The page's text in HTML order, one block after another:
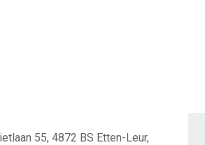
55, 4872 BS Etten-Leur,